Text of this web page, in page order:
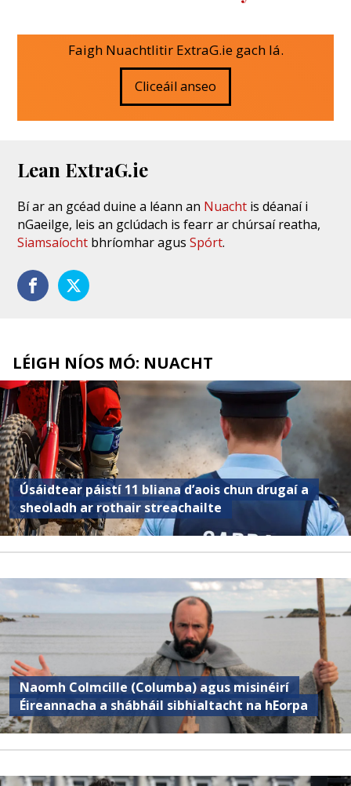
Faigh Nuachtlitir ExtraG.ie gach lá.
Cliceáil anseo
Lean ExtraG.ie
Bí ar an gcéad duine a léann an Nuacht is déanaí i
nGaeilge, leis an gclúdach is fearr ar chúrsaí reatha,
Siamsaíocht bhríomhar agusSpórt.
LÉIGH NÍOS MÓ: NUACHT
Úsáidtear páistí 11 bliana d’aois chun drugaí a
sheoladh ar rothair streachailte
Naomh Colmcille (Columba) agus misinéirí
Éireannacha a shábháil sibhialtacht na hEorpa